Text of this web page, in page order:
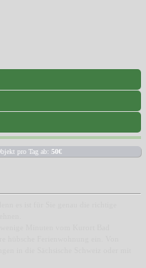
pro Tag ab: 50€